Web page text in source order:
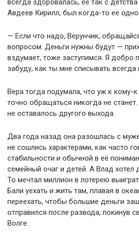
всегда здоровалась, её так с
Авдеев Кирилл, был когда-то её
— Если что надо, Верунчик,
вопросом. Деньги нужны будут —
вздумает, тоже заступимся. Я добро
забуду, как ты мне списывать всегда
Вера тогда подумала, что уж к кому-
точно обращаться никогда не
не оставалось другого выхода.
Два года назад она разошлась с
не сошлись характерами, как часто
стабильности и обычной в её
семейный очаг и детей. А Влад хотел
То мечтал миллион в лотерею
Бали уехать и жить там, плавая в
переехать, чтобы большие деньги
отправился после развода, покинув
Волге.